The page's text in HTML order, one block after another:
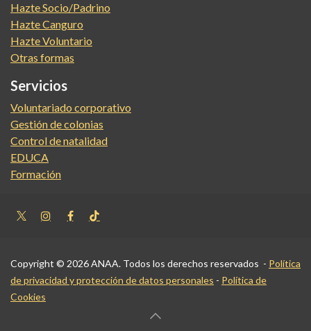
Hazte Socio/Padrino
Hazte Canguro
Hazte Voluntario
Otras formas
Servicios
Voluntariado corporativo
Gestión de colonias
Control de natalidad
EDUCA
Formación
Copyright © 2026 ANAA. Todos los derechos reservados - Política
de privacidad y protección de datos personales - Política de
Cookies